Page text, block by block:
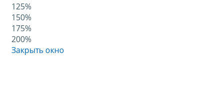
125%
150%
175%
200%
Закрыть окно